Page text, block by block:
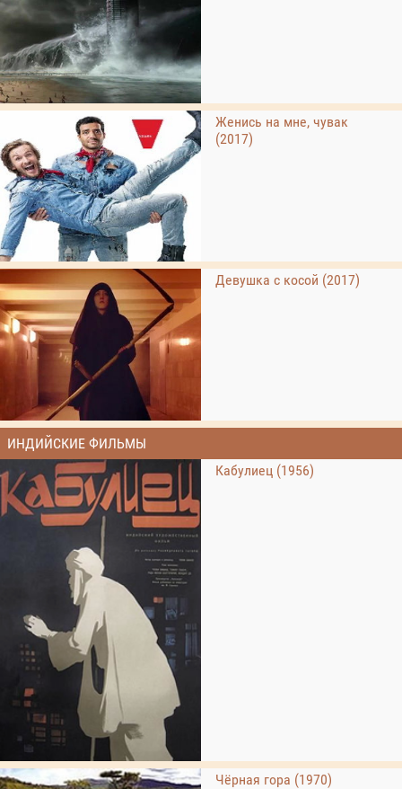
Женись на мне, чувак
(2017)
Девушка с косой (2017)
ИНДИЙСКИЕ ФИЛЬМЫ
Кабулиец (1956)
Чёрная гора (1970)